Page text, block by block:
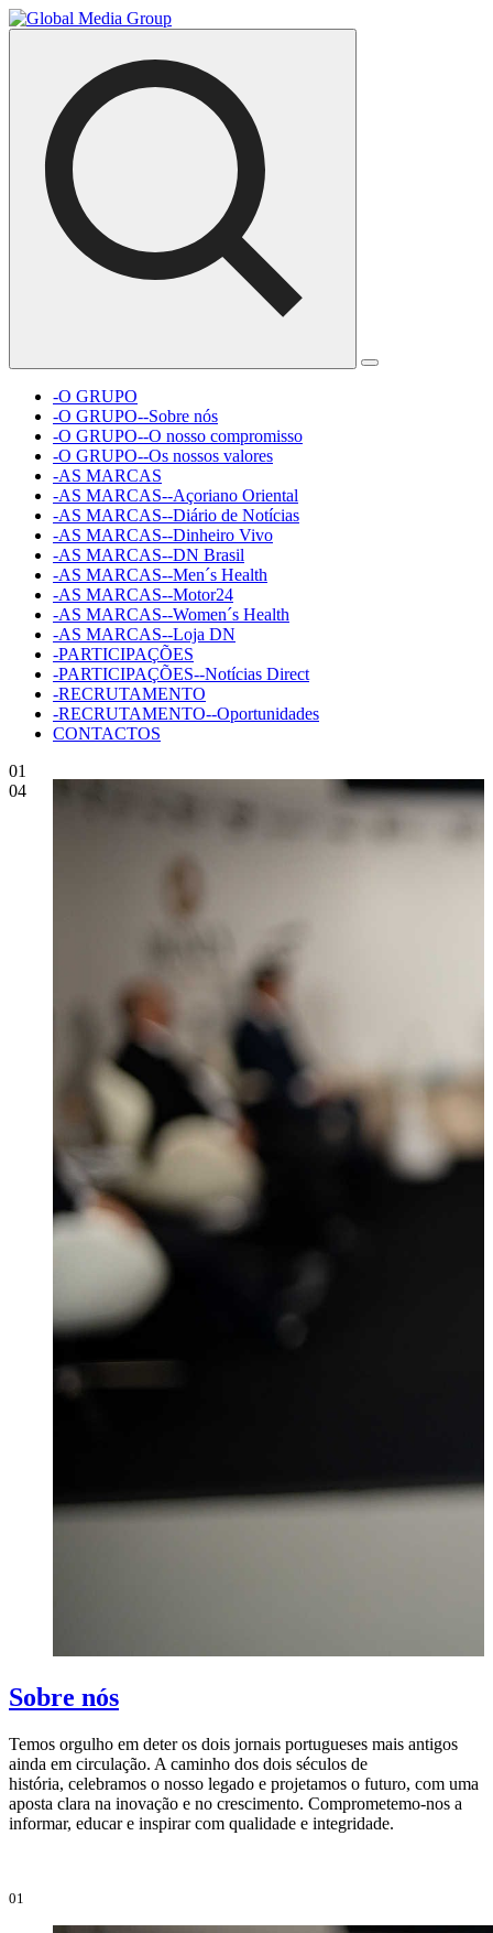
-O GRUPO
-O GRUPO--Sobre nós
-O GRUPO--O nosso compromisso
-O GRUPO--Os nossos valores
-AS MARCAS
-AS MARCAS--Açoriano Oriental
-AS MARCAS--Diário de Notícias
-AS MARCAS--Dinheiro Vivo
-AS MARCAS--DN Brasil
-AS MARCAS--Men´s Health
-AS MARCAS--Motor24
-AS MARCAS--Women´s Health
-AS MARCAS--Loja DN
-PARTICIPAÇÕES
-PARTICIPAÇÕES--Notícias Direct
-RECRUTAMENTO
-RECRUTAMENTO--Oportunidades
CONTACTOS
Sobre nós
Temos orgulho em deter os dois jornais portugueses mais antigos
ainda em circulação. A caminho dos dois séculos de
história, celebramos o nosso legado e projetamos o futuro, com uma
aposta clara na inovação e no crescimento. Comprometemo-nos a
informar, educar e inspirar com qualidade e integridade.
01
04
01